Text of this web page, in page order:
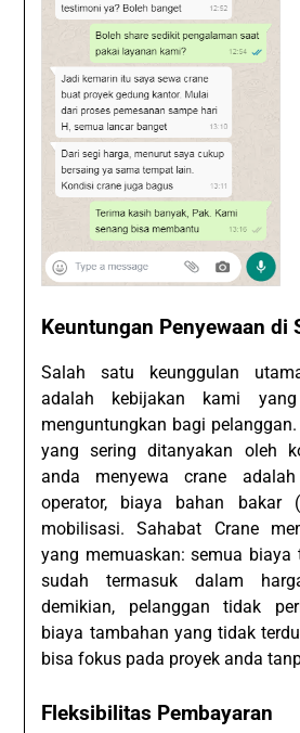
Keuntungan Penyewaan di
Salah satu keunggulan
adalah kebijakan kami
menguntungkan bagi
yang sering ditanyakan oleh
anda menyewa crane
operator, biaya bahan bakar
mobilisasi. Sahabat Crane
yang memuaskan: semua biaya
sudah termasuk dalam
demikian, pelanggan tidak
biaya tambahan yang tidak
bisa fokus pada proyek anda
Fleksibilitas Pembayaran